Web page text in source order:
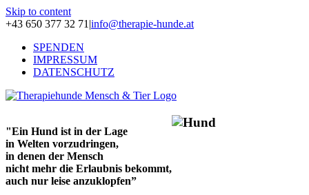
Skip to content
+43 650 377 32 71 |info@therapie-hunde.at
SPENDEN
IMPRESSUM
DATENSCHUTZ
"Ein Hund ist in der Lage
in Welten vorzudringen,
in denen der Mensch
nicht mehr die Erlaubnis bekommt,
auch nur leise anzuklopfen”